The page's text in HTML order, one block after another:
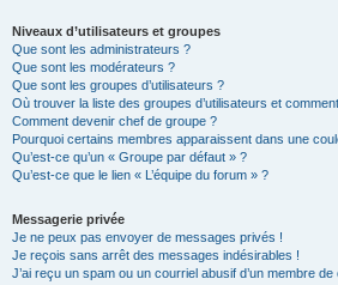
Niveaux d’utilisateurs et groupes
Que sont les administrateurs ?
Que sont les modérateurs ?
Que sont les groupes d’utilisateurs ?
Où trouver la liste des groupes d’utilisateurs et
Comment devenir chef de groupe ?
Pourquoi certains membres apparaissent dans une
Qu’est-ce qu’un « Groupe par défaut » ?
Qu’est-ce que le lien « L’équipe du forum » ?
Messagerie privée
Je ne peux pas envoyer de messages privés !
Je reçois sans arrêt des messages indésirables !
J’ai reçu un spam ou un courriel abusif d’un membre de